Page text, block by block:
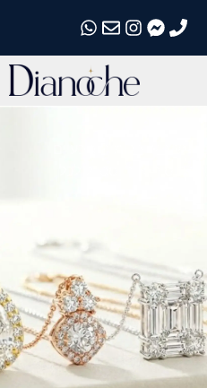
התקשרו אלינו
התקשרו אלינו
התקשרו אלינו
התקשרו אלינו
התקשרו אלינו